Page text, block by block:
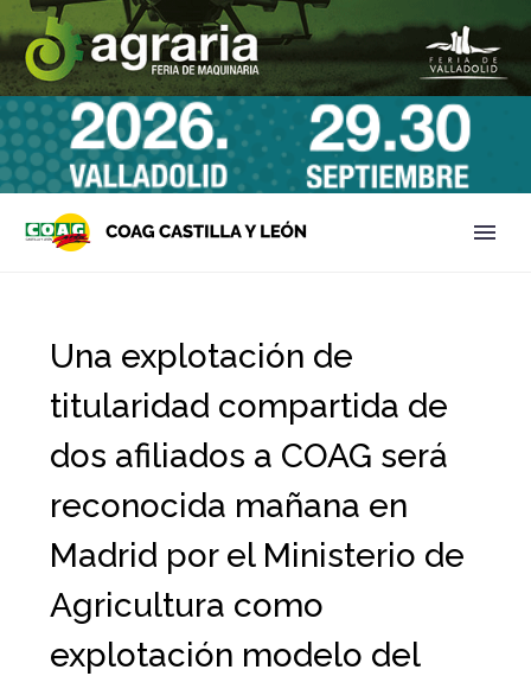
Una explotación de
titularidad compartida de
dos afiliados a COAG será
reconocida mañana en
Madrid por el Ministerio de
Agricultura como
explotación modelo del